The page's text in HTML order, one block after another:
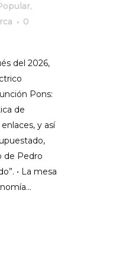
,
0
del 2026,
Pons:
de
y así
de Pedro
• La mesa